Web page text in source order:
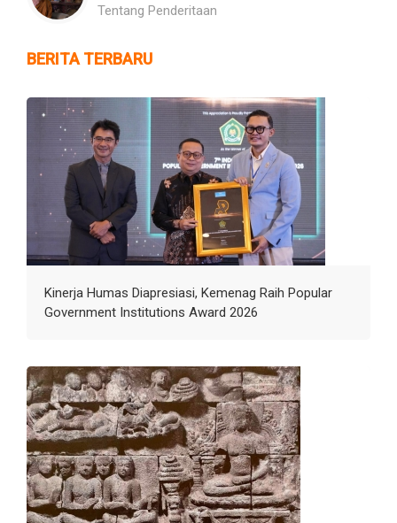
Tentang Penderitaan
BERITA TERBARU
Kinerja Humas Diapresiasi, Kemenag Raih Popular
Government Institutions Award 2026